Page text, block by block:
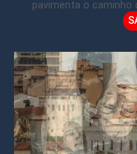
pavimenta o